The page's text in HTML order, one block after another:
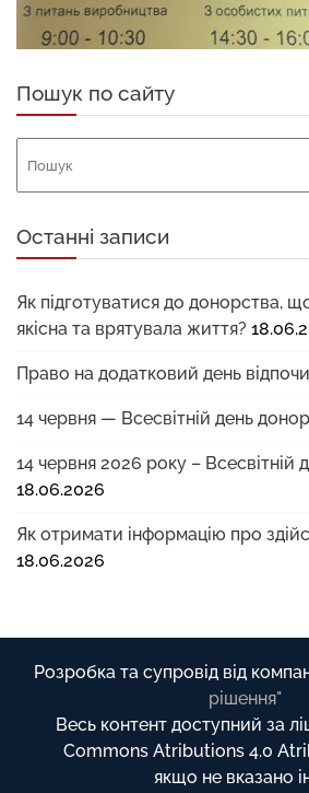
Пошук по сайту
Останні записи
Як підготуватися до донорства,
якісна та врятувала життя?
Право на додатковий день
14 червня — Всесвітній день
14 червня 2026 року – Всесвітній
18.06.2026
Як отримати інформацію про
18.06.2026
Розробка та супровід від
рішення"
Весь контент доступний за
Commons Atributions 4.0
якщо не вказано